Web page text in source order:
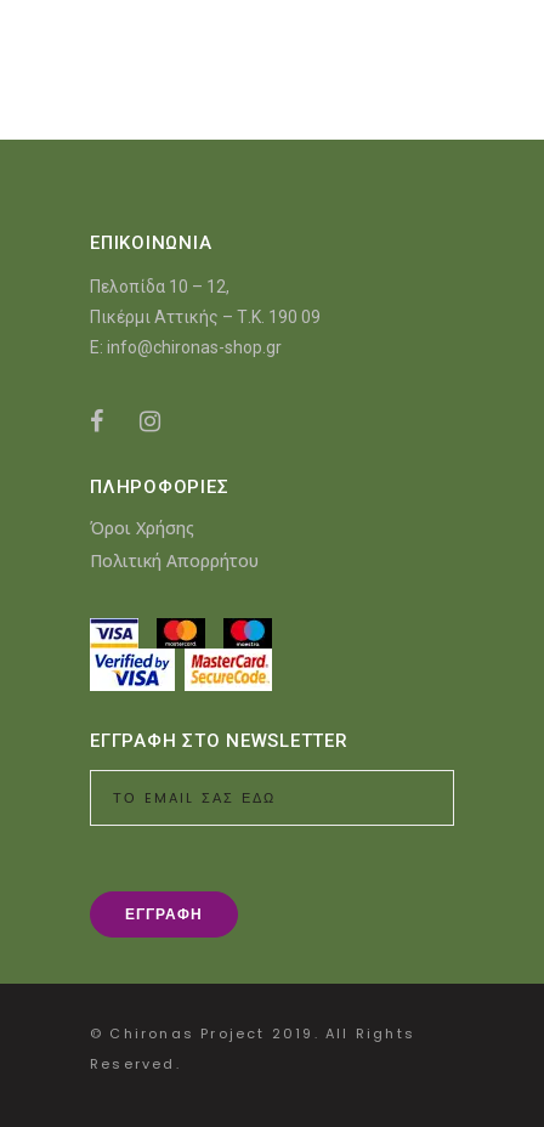
ΕΠΙΚΟΙΝΩΝΙΑ
Πελοπίδα 10 – 12,
Πικέρμι Αττικής – Τ.Κ. 190 09
E: info@chironas-shop.gr
ΠΛΗΡΟΦΟΡΙΕΣ
Όροι Χρήσης
Πολιτική Απορρήτου
ΕΓΓΡΑΦΗ ΣΤΟ NEWSLETTER
© Chironas Project 2019. All Rights
Reserved.